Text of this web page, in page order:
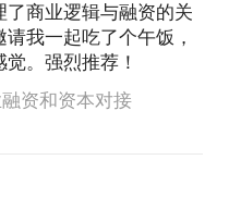
商业逻辑与融资的关
我一起吃了个午饭，
。强烈推荐！
资和资本对接